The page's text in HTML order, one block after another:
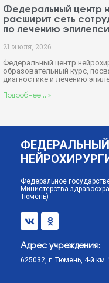
Федеральный центр
расширит сеть
по лечению
21 июля, 2026
Федеральный центр
образовательный курс,
диагностике и лечению
Подробнее... »
Федеральное
Министерства
Тюмень)
Адрес учреждения:
625032, г. Тюмень, 4-й км.